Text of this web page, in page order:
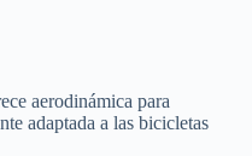
aerodinámica para
adaptada a las bicicletas